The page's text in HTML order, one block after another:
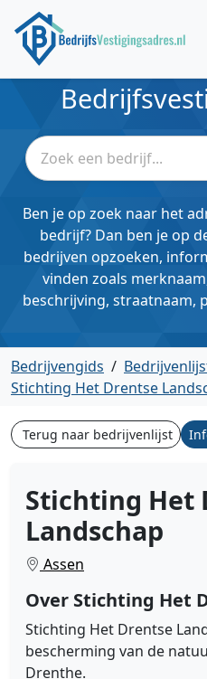
Ben je op zoek naar het
bedrijf? Dan ben je op
bedrijven opzoeken,
vinden zoals
beschrijving, straatnaam,
Bedrijvengids /
Stichting Het Drentse
Terug naar bedrijvenlijst
Stichting Het
Landschap
Assen
Over Stichting Het
Stichting Het Drentse
bescherming van de
Drenthe.